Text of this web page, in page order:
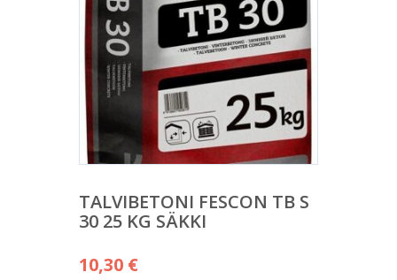
TALVIBETONI FESCON TB S
30 25 KG SÄKKI
10,30 €